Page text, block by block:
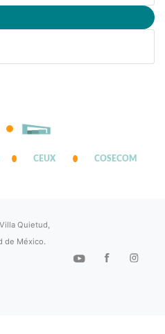
CEUX COSECOM
Quietud,
de México.